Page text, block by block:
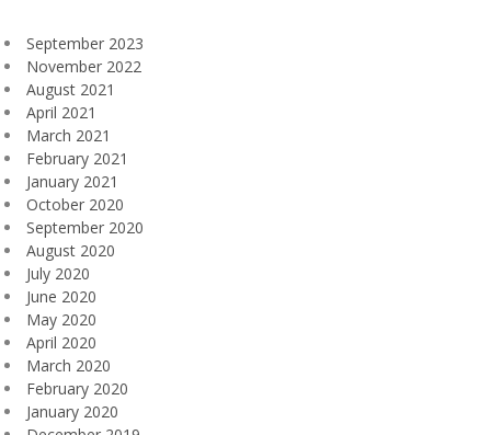
September 2023
November 2022
August 2021
April 2021
March 2021
February 2021
January 2021
October 2020
September 2020
August 2020
July 2020
June 2020
May 2020
April 2020
March 2020
February 2020
January 2020